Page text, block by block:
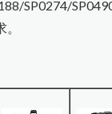
SP0274/SP0490